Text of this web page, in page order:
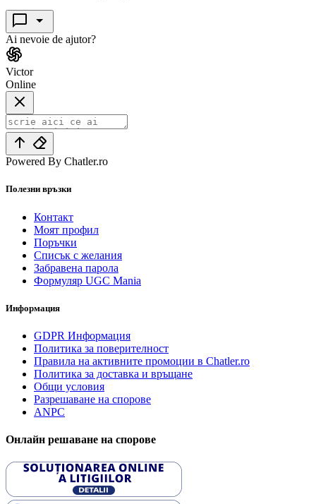
Ai nevoie de ajutor?
Victor
Online
Powered By Chatler.ro
Полезни връзки
Контакт
Моят профил
Поръчки
Списък с желания
Забравена парола
Формуляр UGC Mania
Информация
GDPR Информация
Политика за поверителност
Правила на активните промоции в Chatler.ro
Политика за доставка и връщане
Общи условия
Разрешаване на спорове
ANPC
Онлайн решаване на спорове